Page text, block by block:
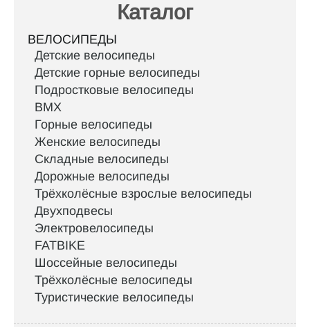
Каталог
ВЕЛОСИПЕДЫ
Детские велосипеды
Детские горные велосипеды
Подростковые велосипеды
BMX
Горные велосипеды
Женские велосипеды
Складные велосипеды
Дорожные велосипеды
Трёхколёсные взрослые велосипеды
Двухподвесы
Электровелосипеды
FATBIKE
Шоссейные велосипеды
Трёхколёсные велосипеды
Туристические велосипеды